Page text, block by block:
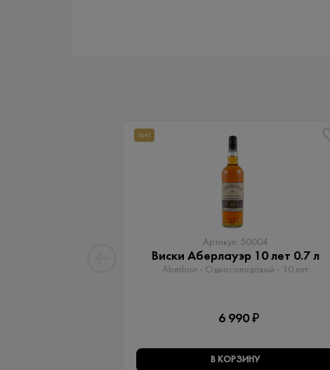
ХИТ
Артикул: 50004
Виски Аберлауэр 10 лет 0.7 л
Aberlour - Односолодовый​ - 10 лет
6 990 ₽
В КОРЗИНУ